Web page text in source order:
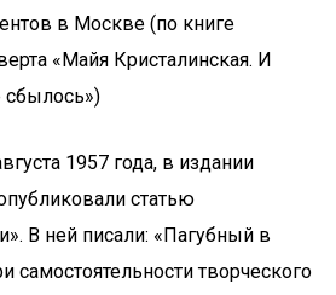
в Москве (по книге
«Майя Кристалинская. И
сбылось»)
1957 года, в издании
статью
В ней писали: «Пагубный в
самостоятельности творческого